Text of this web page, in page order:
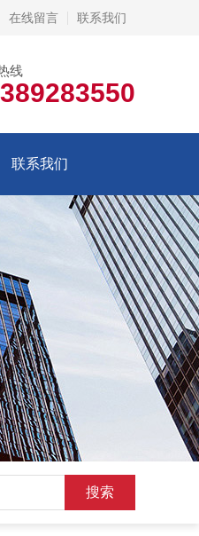
在线留言 联系我们
线
联系我们